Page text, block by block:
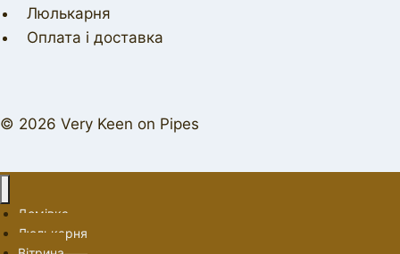
Люлькарня
Оплата і доставка
© 2026 Very Keen on Pipes
Домівка
Люлькарня